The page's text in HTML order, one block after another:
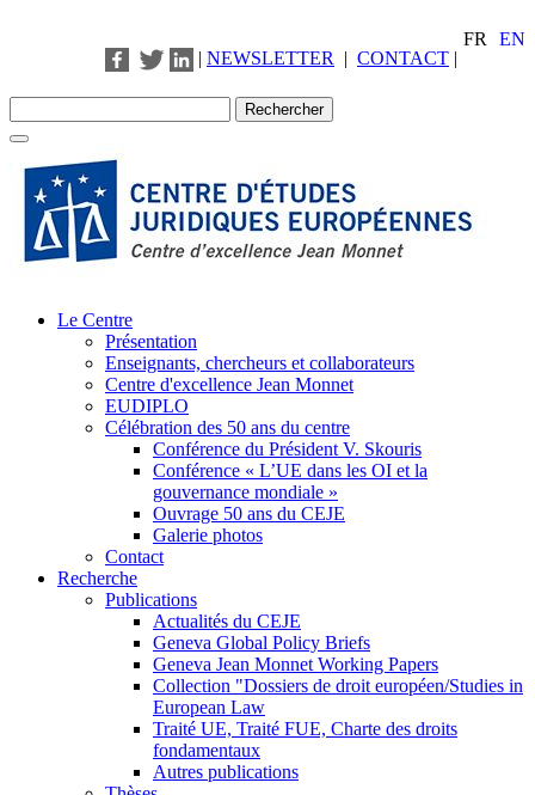
FR
EN
| NEWSLETTER | CONTACT |
Le Centre
Présentation
Enseignants, chercheurs et collaborateurs
Centre d'excellence Jean Monnet
EUDIPLO
Célébration des 50 ans du centre
Conférence du Président V. Skouris
Conférence « L’UE dans les OI et la
gouvernance mondiale »
Ouvrage 50 ans du CEJE
Galerie photos
Contact
Recherche
Publications
Actualités du CEJE
Geneva Global Policy Briefs
Geneva Jean Monnet Working Papers
Collection "Dossiers de droit européen/Studies in
European Law
Traité UE, Traité FUE, Charte des droits
fondamentaux
Autres publications